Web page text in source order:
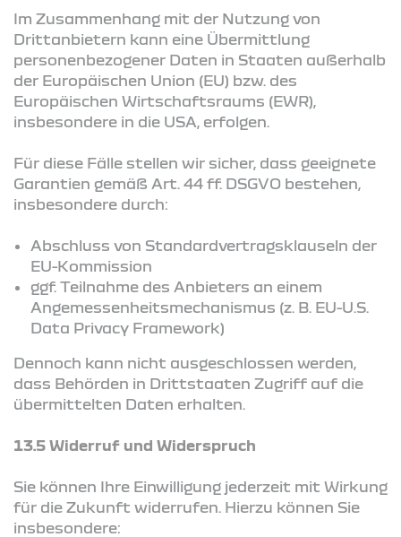
Im Zusammenhang mit der Nutzung von
Drittanbietern kann eine Übermittlung
personenbezogener Daten in Staaten außerhalb
der Europäischen Union (EU) bzw. des
Europäischen Wirtschaftsraums (EWR),
insbesondere in die USA, erfolgen.
Für diese Fälle stellen wir sicher, dass geeignete
Garantien gemäß Art. 44 ff. DSGVO bestehen,
insbesondere durch:
Abschluss von Standardvertragsklauseln der
EU-Kommission
ggf. Teilnahme des Anbieters an einem
Angemessenheitsmechanismus (z. B. EU-U.S.
Data Privacy Framework)
Dennoch kann nicht ausgeschlossen werden,
dass Behörden in Drittstaaten Zugriff auf die
übermittelten Daten erhalten.
13.5 Widerruf und Widerspruch
Sie können Ihre Einwilligung jederzeit mit Wirkung
für die Zukunft widerrufen. Hierzu können Sie
insbesondere: